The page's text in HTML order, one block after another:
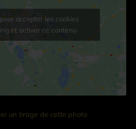
accepter les cookies
et activer ce contenu
un tirage de cette photo